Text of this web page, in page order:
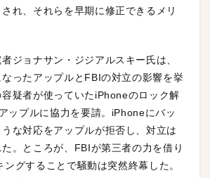
れ、それらを早期に修正できるメリ
ジョナサン・ジジアルスキー氏は、
ったアップルとFBIの対立の影響を挙
疑者が使っていたiPhoneのロック解
ップルに協力を要請。iPhoneにバッ
な対応をアップルが拒否し、対立は
。ところが、FBIが第三者の力を借り
グすることで騒動は突然終幕した。